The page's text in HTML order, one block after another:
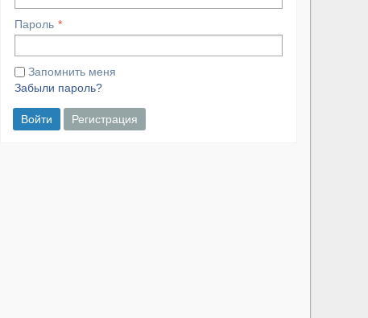
Пароль
Запомнить меня
Забыли пароль?
Войти Регистрация